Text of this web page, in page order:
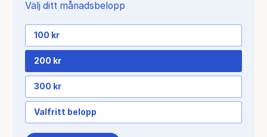
Välj ditt månadsbelopp
100 kr
200 kr
300 kr
Valfritt belopp